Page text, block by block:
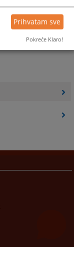
Prihvatam sve
Pokreće Klaro!